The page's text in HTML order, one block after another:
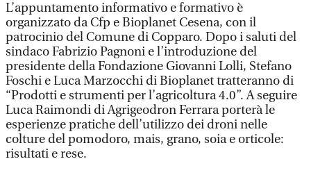
L’appuntamento informativo e formativo è
organizzato da Cfp e Bioplanet Cesena, con il
patrocinio del Comune di Copparo. Dopo i saluti del
sindaco Fabrizio Pagnoni e l’introduzione del
presidente della Fondazione Giovanni Lolli, Stefano
Foschi e Luca Marzocchi di Bioplanet tratteranno di
“Prodotti e strumenti per l’agricoltura 4.0”. A seguire
Luca Raimondi di Agrigeodron Ferrara porterà le
esperienze pratiche dell’utilizzo dei droni nelle
colture del pomodoro, mais, grano, soia e orticole:
risultati e rese.